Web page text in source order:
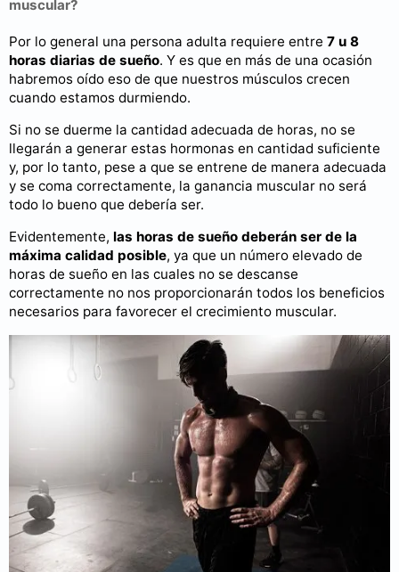
muscular?
Por lo general una persona adulta requiere entre 7 u 8
horas diarias de sueño. Y es que en más de una ocasión
habremos oído eso de que nuestros músculos crecen
cuando estamos durmiendo.
Si no se duerme la cantidad adecuada de horas, no se
llegarán a generar estas hormonas en cantidad suficiente
y, por lo tanto, pese a que se entrene de manera adecuada
y se coma correctamente, la ganancia muscular no será
todo lo bueno que debería ser.
Evidentemente, las horas de sueño deberán ser de la
máxima calidad posible, ya que un número elevado de
horas de sueño en las cuales no se descanse
correctamente no nos proporcionarán todos los beneficios
necesarios para favorecer el crecimiento muscular.